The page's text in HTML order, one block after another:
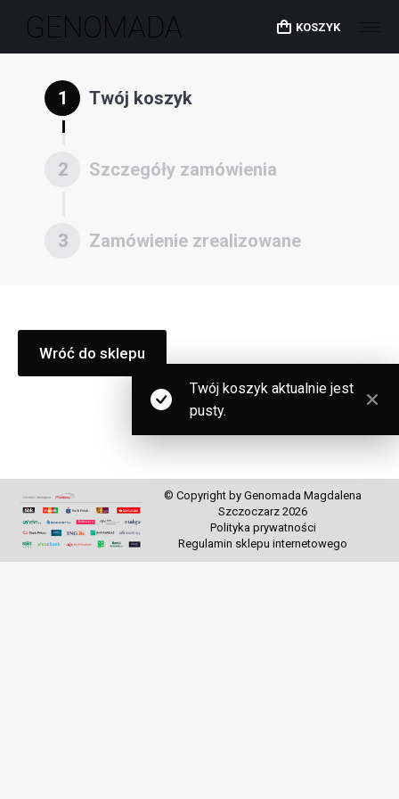
KOSZYK
Twój koszyk
1
Szczegóły zamówienia
2
Zamówienie zrealizowane
3
Twój koszyk aktualnie jest
pusty.
Wróć do sklepu
© Copyright by Genomada Magdalena
Szczoczarz 2026
Polityka prywatności
Regulamin sklepu internetowego